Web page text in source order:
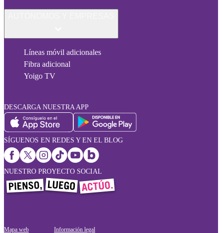
Líneas móvil adicionales
Fibra adicional
Yoigo TV
DESCARGA NUESTRA APP
SÍGUENOS EN REDES Y EN EL BLOG
NUESTRO PROYECTO SOCIAL
Mapa web Información legal